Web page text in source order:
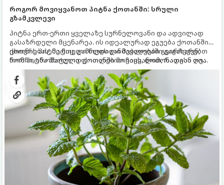
როგორ მოვიყვანოთ პიტნა ქოთანში: სრული
გზამკვლევი
პიტნა ერთ-ერთი ყველაზე სურნელოვანი და ადვილად
გასაზრდელი მცენარეა. ის იდეალურად ეგუება ქოთანში
ცხოვრებას, მეტიც, გამოცდილი მებაღეები გვირჩევენ,
რომ პიტნა მხოლოდ ქოთანში მოვიყვანოთ, რადგან ღია
გრუნტში (ბაღში) დარგვისას ის ფესვებით ძალიან
სწრაფად ვრცელდება და სხვა მცენარეებს ავიწროებს.
ქოთნის პიტნა მთელი წლის განმავლობაში გაგახარებთ
ნორჩი, არომატული ფოთლებით ჩაის, ლიმონათისა თუ
კერძებისთვის.